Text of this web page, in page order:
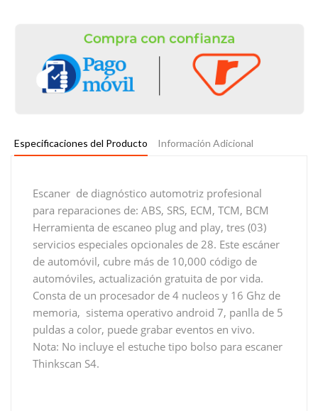
Especificaciones del Producto Información Adicional
Escaner de diagnóstico automotriz profesional
para reparaciones de: ABS, SRS, ECM, TCM, BCM
Herramienta de escaneo plug and play, tres (03)
servicios especiales opcionales de 28. Este escáner
de automóvil, cubre más de 10,000 código de
automóviles, actualización gratuita de por vida.
Consta de un procesador de 4 nucleos y 16 Ghz de
memoria, sistema operativo android 7, panlla de 5
puldas a color, puede grabar eventos en vivo.
Nota: No incluye el estuche tipo bolso para escaner
Thinkscan S4.